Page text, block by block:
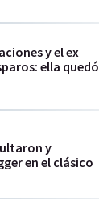
y el ex
ella quedó
y
en el clásico